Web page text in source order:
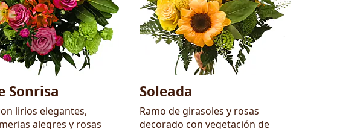
Sonrisa
lirios elegantes,
alegres y rosas
Soleada
Ramo de girasoles y rosas
decorado con vegetación de